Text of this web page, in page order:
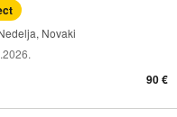
Novaki
90 €